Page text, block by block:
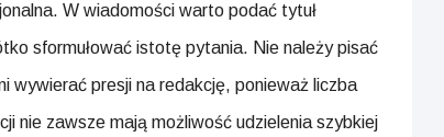
W wiadomości warto podać tytuł
sformułować istotę pytania. Nie należy pisać
wywierać presji na redakcję, ponieważ liczba
nie zawsze mają możliwość udzielenia szybkiej